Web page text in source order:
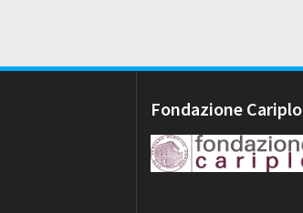
Fondazione Cariplo